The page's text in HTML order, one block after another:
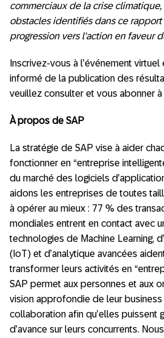
commerciaux de la crise climatique,
obstacles identifiés dans ce
progression vers l’action en faveur
Inscrivez-vous à l’événement virtuel
informé de la publication des
veuillez consulter et vous abonner à
À propos de SAP
La stratégie de SAP vise à aider
fonctionner en “entreprise
du marché des logiciels
aidons les entreprises de toutes
à opérer au mieux : 77 % des
mondiales entrent en contact avec
technologies de Machine Learning,
(IoT) et d’analytique avancées
transformer leurs activités en
SAP permet aux personnes et aux
vision approfondie de leur
collaboration afin qu’elles puissent
d’avance sur leurs concurrents.